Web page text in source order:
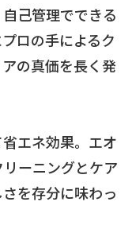
己管理でできる
ロの手によるク
の真価を長く発
エネ効果。エオ
ーニングとケア
を存分に味わっ